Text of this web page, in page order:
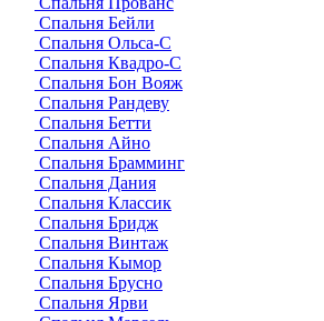
Спальня Бейли
Спальня Ольса-С
Спальня Квадро-С
Спальня Бон Вояж
Спальня Рандеву
Спальня Бетти
Спальня Айно
Спальня Брамминг
Спальня Дания
Спальня Классик
Спальня Бридж
Спальня Винтаж
Спальня Кымор
Спальня Брусно
Спальня Ярви